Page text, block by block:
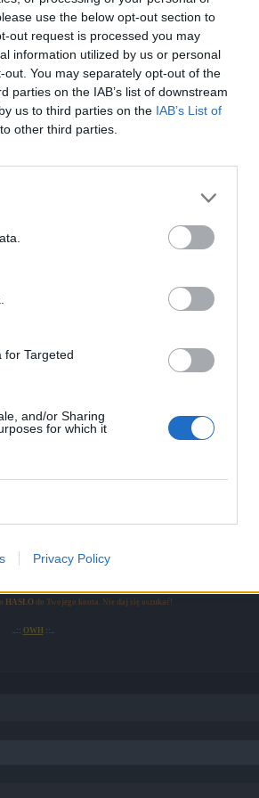
use the below opt-out section to
out request is processed you may
information utilized by us or personal
You may separately opt-out of the
parties on the IAB’s list of downstream
us to third parties on the IAB’s List of
other third parties.
for Targeted
and/or Sharing
for which it
Privacy Policy
oraz Dzień Premium.
na których z powodu konserwacji
zakończy się około 10:30)
zaplanowanego na dzień 29 sierpnia
dnia proponowane były postaciom na
dla jubileuszowych naramienników.
po wprowadzeniu
języku rumuńskim. Zostało to również
problemów jest ten
HASŁO do Twojego konta. Nie daj się oszukać!
..:: OWH ::..